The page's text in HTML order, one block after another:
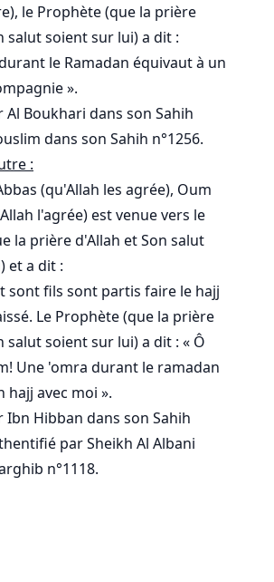
le Prophète (que la prière
salut soient sur lui) a dit :
le Ramadan équivaut à un
».
Al Boukhari dans son Sahih
dans son Sahih n°1256.
:
(qu'Allah les agrée), Oum
l'agrée) est venue vers le
la prière d'Allah et Son salut
et a dit :
sont fils sont partis faire le hajj
Le Prophète (que la prière
salut soient sur lui) a dit : « Ô
Une 'omra durant le ramadan
hajj avec moi ».
Ibn Hibban dans son Sahih
par Sheikh Al Albani
n°1118.